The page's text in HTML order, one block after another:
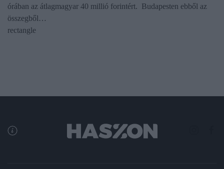
órában az átlagmagyar 40 millió forintért. Budapesten ebből az
összegből…
rectangle